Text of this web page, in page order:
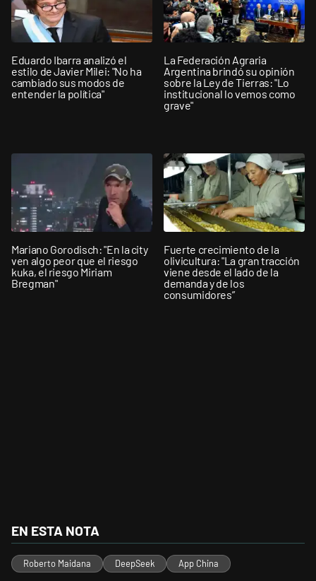
Eduardo Ibarra analizó el
estilo de Javier Milei: "No ha
cambiado sus modos de
entender la política"
La Federación Agraria
Argentina brindó su opinión
sobre la Ley de Tierras: "Lo
institucional lo vemos como
grave"
Mariano Gorodisch: "En la city
ven algo peor que el riesgo
kuka, el riesgo Miriam
Bregman"
Fuerte crecimiento de la
olivicultura: "La gran tracción
viene desde el lado de la
demanda y de los
consumidores”
EN ESTA NOTA
Roberto Maidana DeepSeek App China